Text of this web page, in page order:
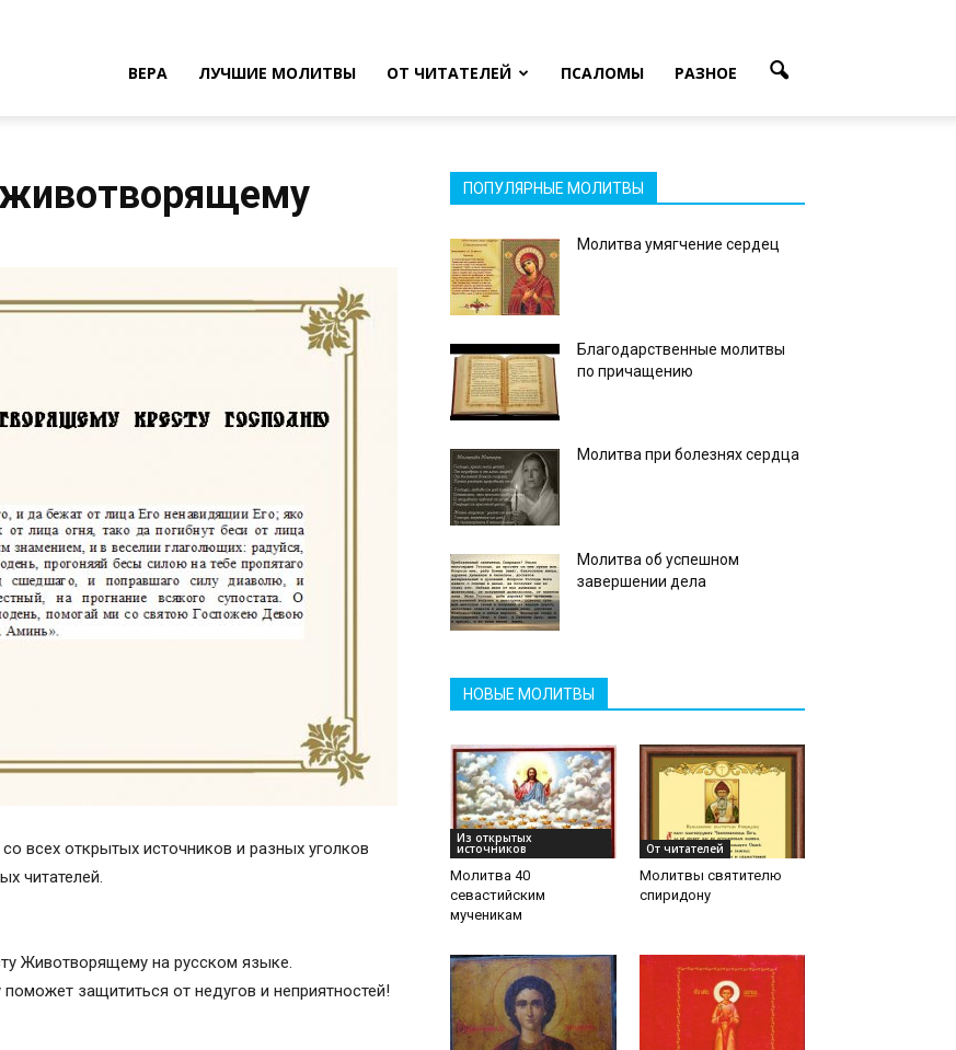
ВЕРА ЛУЧШИЕ МОЛИТВЫ ОТ ЧИТАТЕЛЕЙ ПСАЛОМЫ РАЗНОЕ
всех открытых источников и разных уголков
читателей.
Животворящему на русском языке.
защититься от недугов и неприятностей!
ПОПУЛЯРНЫЕ МОЛИТВЫ
Молитва умягчение сердец
Благодарственные молитвы
по причащению
Молитва при болезнях сердца
Молитва об успешном
завершении дела
НОВЫЕ МОЛИТВЫ
Из открытых
источников
Молитва 40
севастийским
мученикам
От читателей
Молитвы святителю
спиридону